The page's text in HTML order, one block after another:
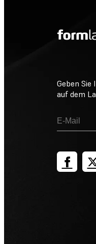
Geben Sie
auf dem